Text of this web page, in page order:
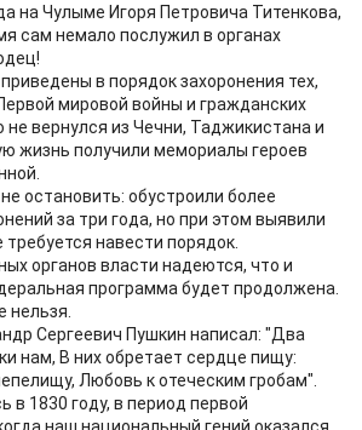
на Чулыме Игоря Петровича Титенкова,
сам немало послужил в органах
в порядок захоронения тех,
мировой войны и гражданских
не вернулся из Чечни, Таджикистана и
жизнь получили мемориалы героев
остановить: обустроили более
за три года, но при этом выявили
навести порядок.
органов власти надеются, что и
программа будет продолжена.
нельзя.
Сергеевич Пушкин написал: "Два
нам, В них обретает сердце пищу:
Любовь к отеческим гробам".
в 1830 году, в период первой